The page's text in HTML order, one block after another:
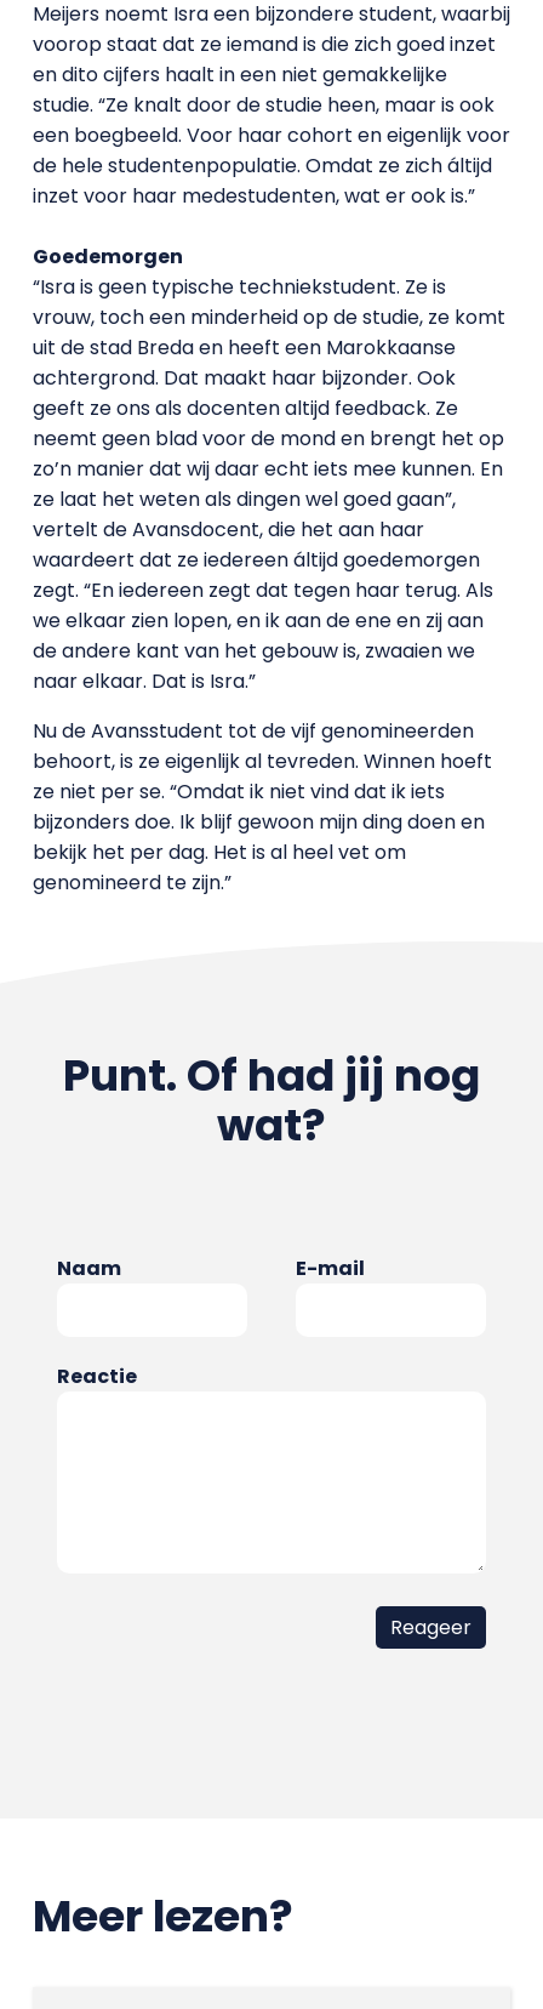
Meijers noemt Isra een bijzondere student, waarbij
voorop staat dat ze iemand is die zich goed inzet
en dito cijfers haalt in een niet gemakkelijke
studie. “Ze knalt door de studie heen, maar is ook
een boegbeeld. Voor haar cohort en eigenlijk voor
de hele studentenpopulatie. Omdat ze zich áltijd
inzet voor haar medestudenten, wat er ook is.”
Goedemorgen
“Isra is geen typische techniekstudent. Ze is
vrouw, toch een minderheid op de studie, ze komt
uit de stad Breda en heeft een Marokkaanse
achtergrond. Dat maakt haar bijzonder. Ook
geeft ze ons als docenten altijd feedback. Ze
neemt geen blad voor de mond en brengt het op
zo’n manier dat wij daar echt iets mee kunnen. En
ze laat het weten als dingen wel goed gaan”,
vertelt de Avansdocent, die het aan haar
waardeert dat ze iedereen áltijd goedemorgen
zegt. “En iedereen zegt dat tegen haar terug. Als
we elkaar zien lopen, en ik aan de ene en zij aan
de andere kant van het gebouw is, zwaaien we
naar elkaar. Dat is Isra.”
Nu de Avansstudent tot de vijf genomineerden
behoort, is ze eigenlijk al tevreden. Winnen hoeft
ze niet per se. “Omdat ik niet vind dat ik iets
bijzonders doe. Ik blijf gewoon mijn ding doen en
bekijk het per dag. Het is al heel vet om
genomineerd te zijn.”
Punt. Of had jij nog
wat?
Naam E-mail
Reactie
Meer lezen?